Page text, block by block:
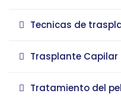
Tecnicas de
Trasplante Capilar
Tratamiento del